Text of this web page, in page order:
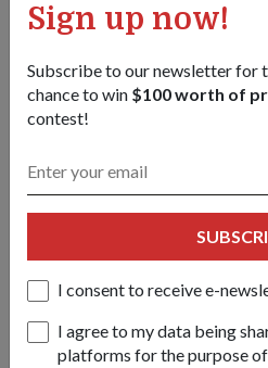
Sign up now!
Subscribe to our newsletter for
chance to win $100 worth of
contest!
I consent to receive e-
I agree to my data being
platforms for the purpose
ME3 Lim (dua dari kiri)
breech dan blok, yang
OTO Melara 76mm kepada para
kursus dan dihantar ke Unit
kepada saya tentang keadaannya
halamannya, oleh itu saya selalu
dapat mengurangkan rasa